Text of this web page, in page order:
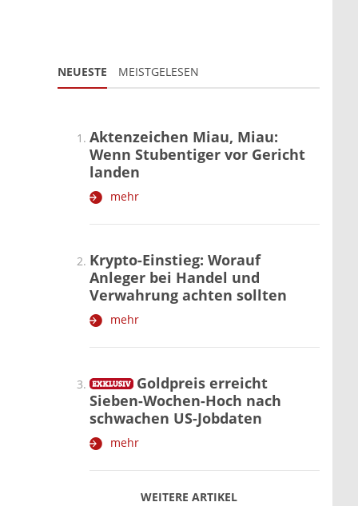
NEUESTE MEISTGELESEN
WEITERE ARTIKEL
zurückweiter
Aktenzeichen Miau, Miau:
Wenn Stubentiger vor Gericht
landen
mehr
Krypto-Einstieg: Worauf
Anleger bei Handel und
Verwahrung achten sollten
mehr
Goldpreis erreicht
Sieben-Wochen-Hoch nach
schwachen US-Jobdaten
mehr